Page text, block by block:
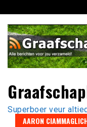
naar
inhoud
Superboer veur
AARON